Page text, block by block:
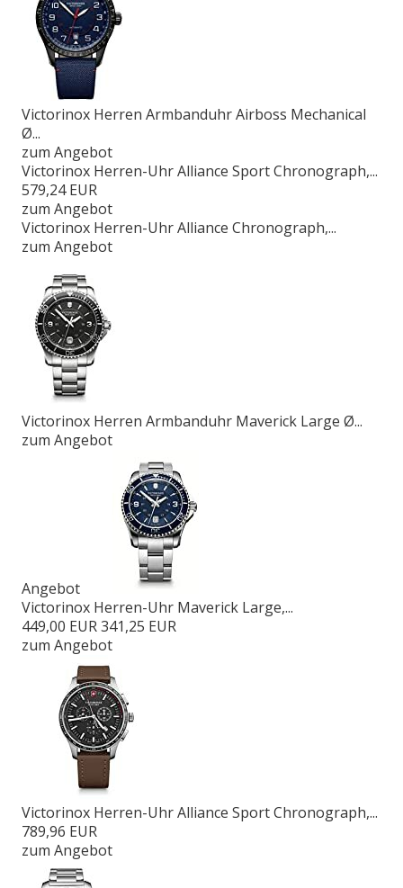
Victorinox Herren Armbanduhr Airboss Mechanical
Ø...
zum Angebot
Victorinox Herren-Uhr Alliance Sport Chronograph,...
579,24 EUR
zum Angebot
Victorinox Herren-Uhr Alliance Chronograph,...
zum Angebot
Victorinox Herren Armbanduhr Maverick Large Ø...
zum Angebot
Angebot
Victorinox Herren-Uhr Maverick Large,...
449,00 EUR341,25 EUR
zum Angebot
Victorinox Herren-Uhr Alliance Sport Chronograph,...
789,96 EUR
zum Angebot